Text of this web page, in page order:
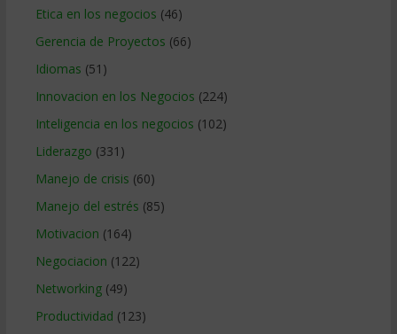
Etica en los negocios (46)
Gerencia de Proyectos (66)
Idiomas (51)
Innovacion en los Negocios (224)
Inteligencia en los negocios (102)
Liderazgo (331)
Manejo de crisis (60)
Manejo del estrés (85)
Motivacion (164)
Negociacion (122)
Networking(49)
Productividad (123)